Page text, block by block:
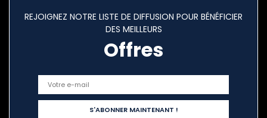
REJOIGNEZ NOTRE LISTE DE DIFFUSION POUR BÉNÉFICIER
DES MEILLEURS
Offres